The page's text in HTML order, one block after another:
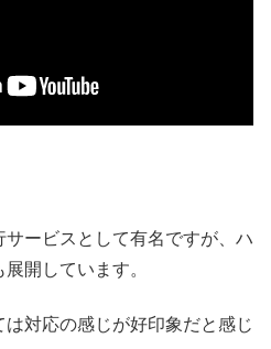
ービスとして有名ですが、ハ
開しています。
対応の感じが好印象だと感じ